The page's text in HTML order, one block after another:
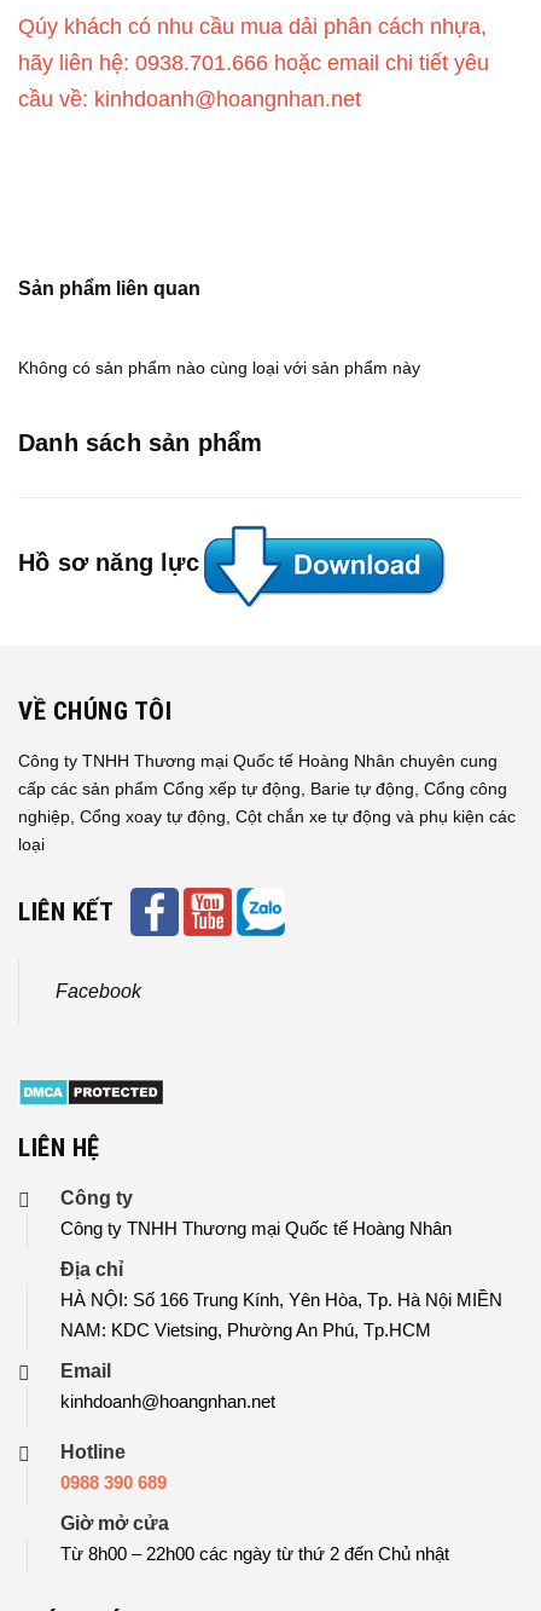
Qúy khách có nhu cầu mua dải phân cách nhựa,
hãy liên hệ: 0938.701.666 hoặc email chi tiết yêu
cầu về: kinhdoanh@hoangnhan.net
Sản phẩm liên quan
Không có sản phẩm nào cùng loại với sản phẩm này
Danh sách sản phẩm
Hồ sơ năng lực
VỀ CHÚNG TÔI
Công ty TNHH Thương mại Quốc tế Hoàng Nhân chuyên cung
cấp các sản phẩm Cổng xếp tự động, Barie tự động, Cổng công
nghiệp, Cổng xoay tự động, Cột chắn xe tự động và phụ kiện các
loại
LIÊN KẾT
Facebook
LIÊN HỆ
Công ty
Công ty TNHH Thương mại Quốc tế Hoàng Nhân
Địa chỉ
HÀ NỘI: Số 166 Trung Kính, Yên Hòa, Tp. Hà Nội MIỀN
NAM: KDC Vietsing, Phường An Phú, Tp.HCM
Email
kinhdoanh@hoangnhan.net
Hotline
0988 390 689
Giờ mở cửa
Từ 8h00 – 22h00 các ngày từ thứ 2 đến Chủ nhật